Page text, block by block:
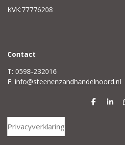
KVK:77776208
Contact
T: 0598-232016
E: info@steenenzandhandelnoord.nl
D
S
Privacyverklaring